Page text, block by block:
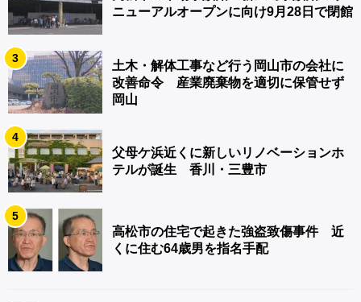
ニューアルオープンに向け9月28日で閉館
3
土木・解体工事など行う岡山市の会社に
改善命令 産業廃棄物を適切に保管せず
岡山
4
父母ケ浜近くに新しいリノベーションホ
テルが誕生 香川・三豊市
5
高松市の住宅で起きた強盗致傷事件 近
くに住む64歳男を指名手配